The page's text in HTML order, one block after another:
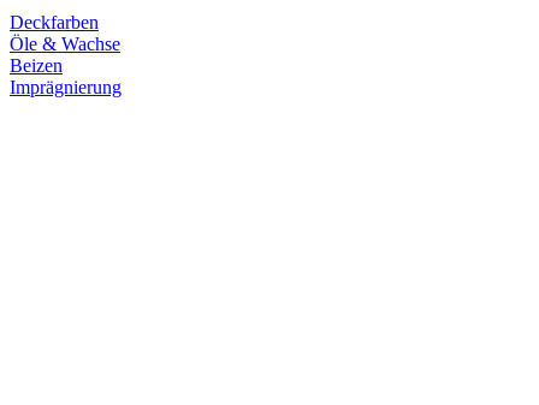
Deckfarben
Öle & Wachse
Beizen
Imprägnierung